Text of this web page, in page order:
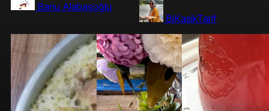
Banu Alabaşoğlu
BiKasikTarif